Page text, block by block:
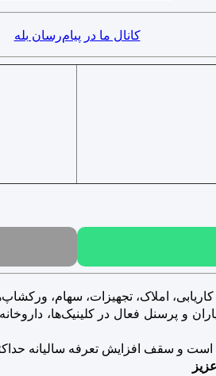
کانال ما در پیام‌رسان بله
املاک، تجهیزات، سهام،
و پرسنل فعال در کلینیک‌ها،
تعرفه سالیانه حداکثر 50 درصد خواهد